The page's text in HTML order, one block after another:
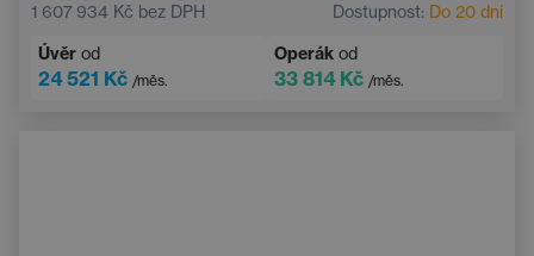
1 607 934 Kč bez DPH Dostupnost: Do 20 dní
Úvěr od
24 521 Kč /měs.
Operák od
33 814 Kč /měs.